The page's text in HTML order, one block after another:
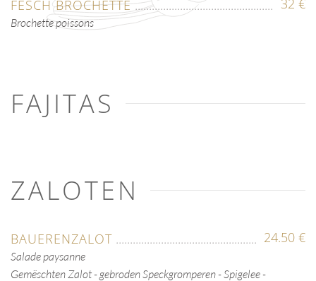
FËSCH BROCHETTE 32 €
Brochette poissons
FAJITAS
ZALOTEN
BAUERENZALOT 24.50 €
Salade paysanne
Gemëschten Zalot - gebroden Speckgromperen - Spigelee -